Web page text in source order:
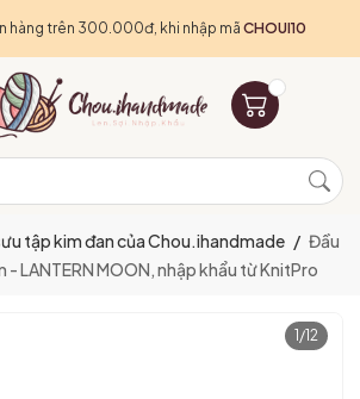
hàng trên 300.000đ, khi nhập mã CHOUI10
tập kim đan của Chou.ihandmade / Đầu
LANTERN MOON, nhập khẩu từ KnitPro
1 /12